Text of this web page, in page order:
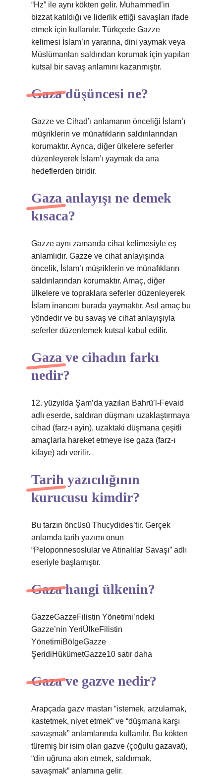
“Hz” ile aynı kökten gelir. Muhammed’in
bizzat katıldığı ve liderlik ettiği savaşları ifade
etmek için kullanılır. Türkçede Gazze
kelimesi İslam’ın yararına, dini yaymak veya
Müslümanları saldırıdan korumak için yapılan
kutsal bir savaş anlamını kazanmıştır.
Gaza düşüncesi ne?
Gazze ve Cihad’ı anlamanın önceliği İslam’ı
müşriklerin ve münafıkların saldırılarından
korumaktır. Ayrıca, diğer ülkelere seferler
düzenleyerek İslam’ı yaymak da ana
hedeflerden biridir.
Gaza anlayışı ne demek
kısaca?
Gazze aynı zamanda cihat kelimesiyle eş
anlamlıdır. Gazze ve cihat anlayışında
öncelik, İslam’ı müşriklerin ve münafıkların
saldırılarından korumaktır. Amaç, diğer
ülkelere ve topraklara seferler düzenleyerek
İslam inancını burada yaymaktır. Asıl amaç bu
yöndedir ve bu savaş ve cihat anlayışıyla
seferler düzenlemek kutsal kabul edilir.
Gaza ve cihadın farkı
nedir?
12. yüzyılda Şam’da yazılan Bahrü’l-Fevaid
adlı eserde, saldıran düşmanı uzaklaştırmaya
cihad (farz-ı ayin), uzaktaki düşmana çeşitli
amaçlarla hareket etmeye ise gaza (farz-ı
kifaye) adı verilir.
Tarih yazıcılığının
kurucusu kimdir?
Bu tarzın öncüsü Thucydides’tir. Gerçek
anlamda tarih yazımı onun
“Peloponnesoslular ve Atinalılar Savaşı” adlı
eseriyle başlamıştır.
Gaza hangi ülkenin?
GazzeGazzeFilistin Yönetimi’ndeki
Gazze’nin YeriÜlkeFilistin
YönetimiBölgeGazze
ŞeridiHükümetGazze10 satır daha
Gaza ve gazve nedir?
Arapçada gazv mastarı “istemek, arzulamak,
kastetmek, niyet etmek” ve “düşmana karşı
savaşmak” anlamlarında kullanılır. Bu kökten
türemiş bir isim olan gazve (çoğulu gazavat),
“din uğruna akın etmek, saldırmak,
savaşmak” anlamına gelir.